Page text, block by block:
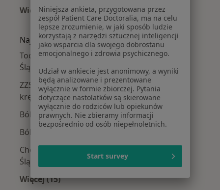
Więcej (14)
Więcej w kategorii: W pobliżu Siemianowic
Najczęstsze schorzenia
Toczeń rumieniowaty układowy Siemianowice
Śląskie
ZZSK – zesztywniające zapalenie stawów
kręgosłupa Siemianowice Śląskie
Bóle reumatyczne Siemianowice Śląskie
Bóle stawów Siemianowice Śląskie
Choroby autoimmunologiczne Siemianowice
Śląskie
Więcej (15)
Niniejsza ankieta, przygotowana przez
zespół Patient Care Doctoralia, ma na celu
lepsze zrozumienie, w jaki sposób ludzie
korzystają z narzędzi sztucznej inteligencji
jako wsparcia dla swojego dobrostanu
emocjonalnego i zdrowia psychicznego.
Udział w ankiecie jest anonimowy, a wyniki
będą analizowane i prezentowane
wyłącznie w formie zbiorczej. Pytania
dotyczące nastolatków są skierowane
wyłącznie do rodziców lub opiekunów
prawnych. Nie zbieramy informacji
bezpośrednio od osób niepełnoletnich.
Start survey